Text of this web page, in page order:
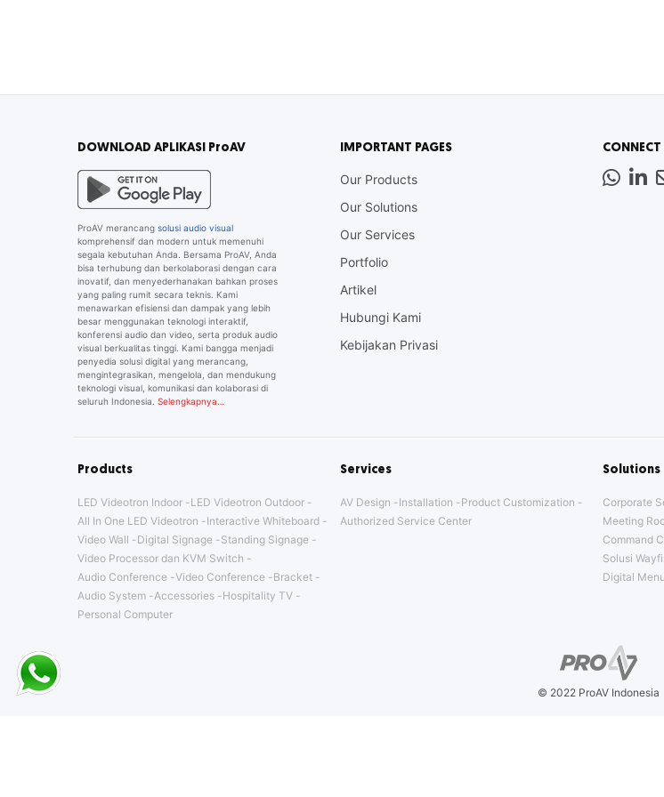
DOWNLOAD APLIKASI ProAV
ProAV merancang solusi audio visual
komprehensif dan modern untuk memenuhi
segala kebutuhan Anda. Bersama ProAV, Anda
bisa terhubung dan berkolaborasi dengan cara
inovatif, dan menyederhanakan bahkan proses
yang paling rumit secara teknis. Kami
menawarkan efisiensi dan dampak yang lebih
besar menggunakan teknologi interaktif,
konferensi audio dan video, serta produk audio
visual berkualitas tinggi. Kami bangga menjadi
penyedia solusi digital yang merancang,
mengintegrasikan, mengelola, dan mendukung
teknologi visual, komunikasi dan kolaborasi di
seluruh Indonesia. Selengkapnya…
IMPORTANT PAGES
Our Products
Our Solutions
Our Services
Portfolio
Artikel
Hubungi Kami
Kebijakan Privasi
Products
LED Videotron Indoor
LED Videotron Outdoor
All In One LED Videotron
Interactive Whiteboard
Video Wall
Digital Signage
Standing Signage
Video Processor dan KVM Switch
Audio Conference Video Conference
Bracket
Audio System
Accessories
Hospitality TV
Personal Computer
Services
AV Design Installation
Product Customization
Authorized Service Center
Solutions
Corporate
Meeting
Command
Solusi
Digital
© 2022 ProAV Indonesia